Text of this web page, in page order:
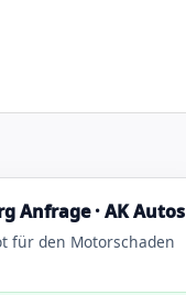
Anfrage · AK Autos
für den Motorschaden